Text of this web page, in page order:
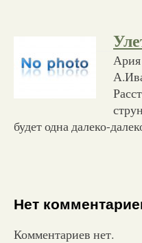
будет одна далеко-
Нет
Комментариев нет.